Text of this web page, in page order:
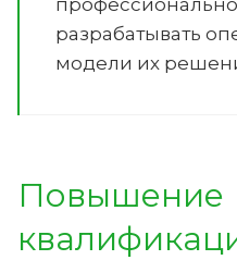
разрабатывать
модели их
Повышение